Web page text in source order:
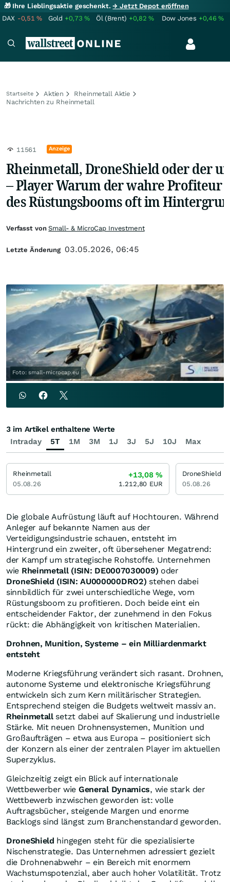
🎁 Ihre Lieblingsaktie geschenkt.→ Jetzt Depot eröffnen
DAX -0,51% Gold +0,73% Öl (Brent) +0,82% Dow Jones +0,46%
Startseite Aktien
Rheinmetall Aktie
Nachrichten zu Rheinmetall
11561 Anzeige
Rheinmetall, DroneShield oder der
– Player Warum der wahre Profiteur
des Rüstungsbooms oft im
Foto: small-microcap.eu
Die globale Aufrüstung läuft auf Hochtouren. Während
Anleger auf bekannte Namen aus der
Verteidigungsindustrie schauen, entsteht im
Hintergrund ein zweiter, oft übersehener Megatrend:
der Kampf um strategische Rohstoffe. Unternehmen
wie Rheinmetall (ISIN: DE0007030009) oder
DroneShield (ISIN: AU000000DRO2) stehen dabei
sinnbildlich für zwei unterschiedliche Wege, vom
Rüstungsboom zu profitieren. Doch beide eint ein
entscheidender Faktor, der zunehmend in den Fokus
rückt: die Abhängigkeit von kritischen Materialien.
Drohnen, Munition, Systeme – ein Milliardenmarkt
entsteht
Moderne Kriegsführung verändert sich rasant. Drohnen,
autonome Systeme und elektronische Kriegsführung
entwickeln sich zum Kern militärischer Strategien.
Entsprechend steigen die Budgets weltweit massiv an.
Rheinmetallsetzt dabei auf Skalierung und industrielle
Stärke. Mit neuen Drohnensystemen, Munition und
Großaufträgen – etwa aus Europa – positioniert sich
der Konzern als einer der zentralen Player im aktuellen
Superzyklus.
Gleichzeitig zeigt ein Blick auf internationale
Wettbewerber wie General Dynamics, wie stark der
Wettbewerb inzwischen geworden ist: volle
Auftragsbücher, steigende Margen und enorme
Backlogs sind längst zum Branchenstandard geworden.
DroneShield hingegen steht für die spezialisierte
Nischenstrategie. Das Unternehmen adressiert gezielt
die Drohnenabwehr – ein Bereich mit enormem
Wachstumspotenzial, aber auch hoher Volatilität. Trotz
Verfasst vonSmall- & MicroCap Investment
Letzte Änderung 03.05.2026, 06:45
Intraday 5T 1M 3M 1J 3J 5J 10J Max
3 im Artikel enthaltene Werte
Rheinmetall
05.08.26
+13,08%
1.212,80 EUR
DroneShield
05.08.26